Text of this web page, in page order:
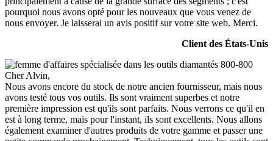
pourquoi nous avons opté pour les nouveaux que vous venez de
nous envoyer. Je laisserai un avis positif sur votre site web. Merci.
Client des États-Unis
Cher Alvin,
Nous avons encore du stock de notre ancien fournisseur, mais nous
avons testé tous vos outils. Ils sont vraiment superbes et notre
première impression est qu'ils sont parfaits. Nous verrons ce qu'il en
est à long terme, mais pour l'instant, ils sont excellents. Nous allons
également examiner d'autres produits de votre gamme et passer une